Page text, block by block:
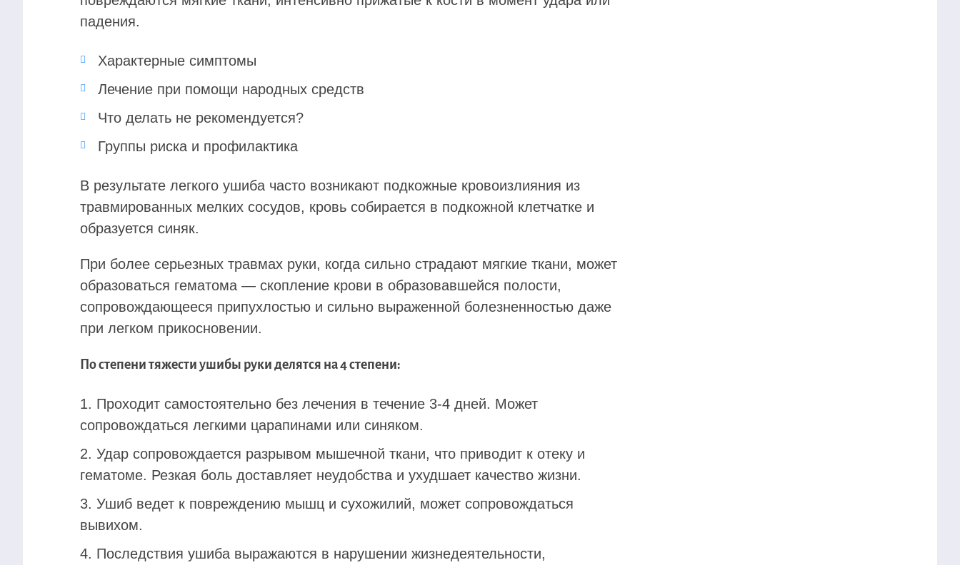
падения.
Характерные симптомы
Лечение при помощи народных средств
Что делать не рекомендуется?
Группы риска и профилактика
В результате легкого ушиба часто возникают подкожные кровоизлияния из
травмированных мелких сосудов, кровь собирается в подкожной клетчатке и
образуется синяк.
При более серьезных травмах руки, когда сильно страдают мягкие ткани, может
образоваться гематома — скопление крови в образовавшейся полости,
сопровождающееся припухлостью и сильно выраженной болезненностью даже
при легком прикосновении.
По степени тяжести ушибы руки делятся на 4 степени:
Проходит самостоятельно без лечения в течение 3-4 дней. Может
сопровождаться легкими царапинами или синяком.
Удар сопровождается разрывом мышечной ткани, что приводит к отеку и
гематоме. Резкая боль доставляет неудобства и ухудшает качество жизни.
Ушиб ведет к повреждению мышц и сухожилий, может сопровождаться
вывихом.
Последствия ушиба выражаются в нарушении жизнедеятельности,